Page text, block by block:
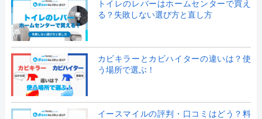
トイレのレバーはホームセンターで買え
る？失敗しない選び方と直し方
カビキラーとカビハイターの違いは？使
う場所で選ぶ！
イースマイルの評判・口コミはどう？料